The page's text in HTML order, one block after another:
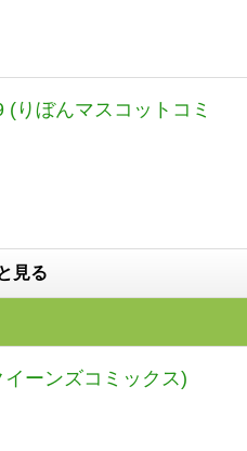
(りぼんマスコットコミ
見る
ーンズコミックス)